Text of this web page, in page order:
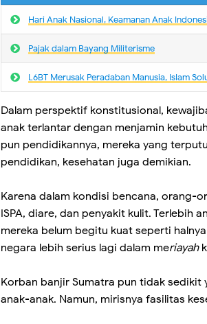
Hari Anak Nasional, Keamanan Anak
Pajak dalam Bayang Militerisme
L6BT Merusak Peradaban Manusia, IsIam
Dalam perspektif konstitusional,
anak terlantar dengan menjamin
pun pendidikannya, mereka yang
pendidikan, kesehatan juga demikian.
Karena dalam kondisi bencana, orang-
ISPA, diare, dan penyakit kulit. Terlebih
mereka belum begitu kuat seperti
negara lebih serius lagi dalam meriayah
Korban banjir Sumatra pun tidak
anak-anak. Namun, mirisnya fasilitas